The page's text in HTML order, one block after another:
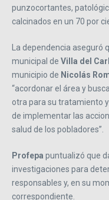
punzocortantes,
calcinados en un 70 por
La dependencia aseguró
municipal de Villa del
municipio de Nicolás
“acordonar el área y
otra para su tratamiento
de implementar las
salud de los pobladores”.
Profepa puntualizó que
investigaciones para
responsables y, en su
correspondiente.